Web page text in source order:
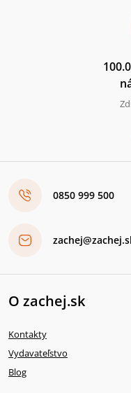
0850 999 500
O zachej.sk
Kontakty
Vydavateľstvo
Blog